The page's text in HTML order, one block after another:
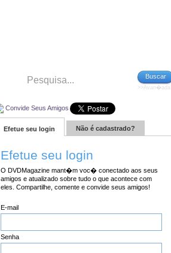
Buscar
>>Avan�ada
Convide Seus Amigos
Efetue seu login Não é cadastrado?
Efetue seu login
O DVDMagazine mant�m voc� conectado aos seus
amigos e atualizado sobre tudo o que acontece com
eles. Compartilhe, comente e convide seus amigos!
E-mail
Senha